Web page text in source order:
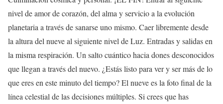
nivel de amor de corazón, del alma y servicio a la evolución
planetaria a través de sanarse uno mismo. Caer libremente desde
la altura del nueve al siguiente nivel de Luz. Entradas y salidas en
la misma respiración. Un salto cuántico hacia dones desconocidos
que llegan a través del nuevo. ¿Estás listo para ver y ser más de lo
que eres en este minuto del tiempo? El nueve es la foto final de la
línea celestial de las decisiones múltiples. Si crees que has